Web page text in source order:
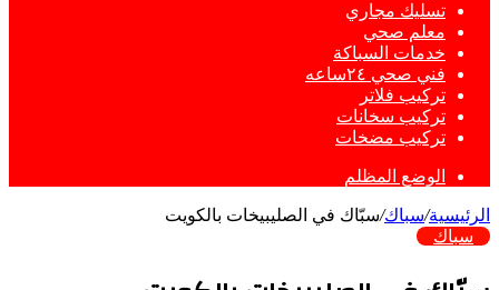
تسليك مجاري
معلم صحي
خدمات السباكة
فني صحي ٢٤ساعه
تركيب فلاتر
تركيب سخانات
تركيب مضخات
الوضع المظلم
الرئيسية/سباك/سبّاك في الصليبيخات بالكويت
سباك